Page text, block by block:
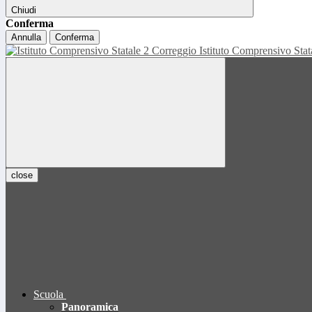
Chiudi
Conferma
Annulla Conferma
Istituto Comprensivo
close
Scuola
Panoramica